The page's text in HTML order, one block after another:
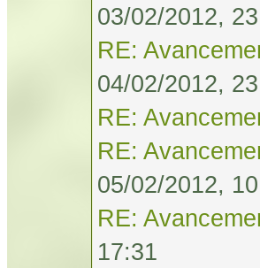
03/02/2012,
RE:
04/02/2012,
RE:
RE:
05/02/2012,
RE:
17:31